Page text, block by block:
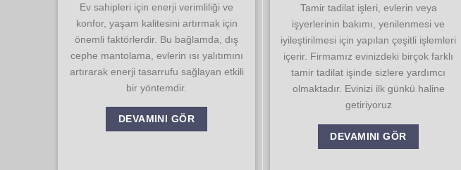
Ev sahipleri için enerji verimliliği ve
konfor, yaşam kalitesini artırmak için
önemli faktörlerdir. Bu bağlamda, dış
cephe mantolama, evlerin ısı yalıtımını
artırarak enerji tasarrufu sağlayan etkili
bir yöntemdir.
DEVAMINI GÖR
Tamir tadilat işleri, evlerin veya
işyerlerinin bakımı, yenilenmesi ve
iyileştirilmesi için yapılan çeşitli işlemleri
içerir. Firmamız evinizdeki birçok farklı
tamir tadilat işinde sizlere yardımcı
olmaktadır. Evinizi ilk günkü haline
getiriyoruz
DEVAMINI GÖR